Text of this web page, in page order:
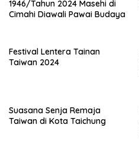
1946/Tahun 2024 Masehi di
Cimahi Diawali Pawai Budaya
Festival Lentera Tainan
Taiwan 2024
Suasana Senja Remaja
Taiwan di Kota Taichung